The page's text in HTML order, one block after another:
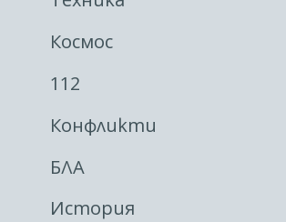
Космос
112
Конфликти
БЛА
История